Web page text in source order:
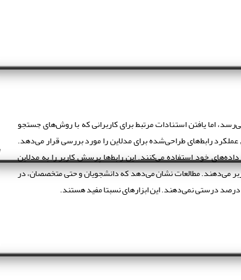
اما یافتن استنادات مرتبط برای کاربرانی که با روش‌های جستجو
رابط‌های طراحی‌شده برای مدلاین را مورد بررسی قرار می‌دهد.
خود استفاده می‌کنند. این رابط‌ها پرسش کاربر را به مدلاین
می‌دهند. مطالعات نشان می‌دهد که دانشجویان و حتی متخصصان، در